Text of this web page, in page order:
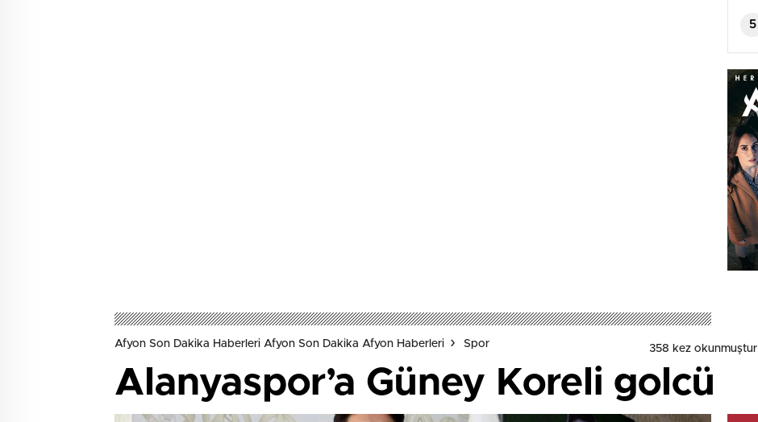
5
Afyon Son Dakika Haberleri Afyon Son Dakika Afyon Haberleri Spor 358 kez okunmuştur
Alanyaspor’a Güney Koreli golcü